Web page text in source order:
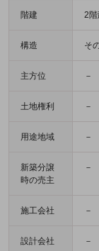
階建 2階
構造 そ
主方位 －
土地権利 －
用途地域 －
新築分譲
時の売主
－
施工会社 －
設計会社 －